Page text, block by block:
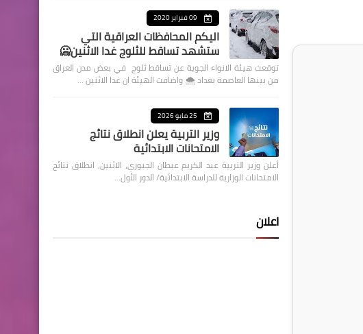
09 فبراير 2020
اليكم المحافظات العراقية التي
ستشهد تساقط للثلوج غدا الاثنين🥶
توقعت هيئة الانواء الجوية عن تساقط ثلوج في بعض مدن العراق
من بينها العاصمة بغداد ⁦🌨️⁩ واضافت الهيئة ان غدا الاثنين …
25 مايو 2026
وزير التربية يعلن انطلاق نتائج
الامتحانات الابتدائية
أعلن وزير التربية عبد الكريم عبطان الجبوري، الاثنين، انطلاق نتائج
الامتحانات الوزارية للدراسة الابتدائية/ الدور الأول…
اعلان